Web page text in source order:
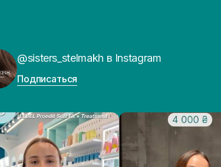
@sisters_stelmakh в Instagram
Подписаться